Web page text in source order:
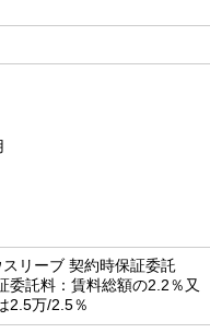
リーブ 契約時保証委託
委託料：賃料総額の2.2％又
2.5万/2.5％